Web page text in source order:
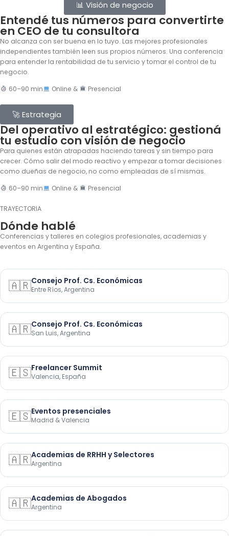
📊 Visión de negocio
Entendé tus números para convertirte
en CEO de tu consultora
No alcanza con ser buena en lo tuyo. Las mejores profesionales
independientes también leen sus propios números. Una conferencia
para entender la rentabilidad de tu servicio y tomar el control de tu
negocio.
60–90 min
Online & Presencial
🚀 Estrategia
Del operativo al estratégico: gestioná
tu estudio con visión de negocio
Para quienes están atrapadas haciendo tareas y sin tiempo para
crecer. Cómo salir del modo reactivo y empezar a tomar decisiones
como dueñas de negocio, no como empleadas de sí mismas.
60–90 min
Online & Presencial
TRAYECTORIA
Dónde hablé
Conferencias y talleres en colegios profesionales, academias y
eventos en Argentina y España.
🇦🇷Consejo Prof. Cs. Económicas
Entre Ríos, Argentina
🇦🇷Consejo Prof. Cs. Económicas
San Luis, Argentina
🇪🇸Freelancer Summit
Valencia, España
🇪🇸Eventos presenciales
Madrid & Valencia
🇦🇷Academias de RRHH y Selectores
Argentina
🇦🇷Academias de Abogados
Argentina